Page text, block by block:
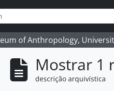
of Anthropology,
Mostrar 1
descrição arquivística